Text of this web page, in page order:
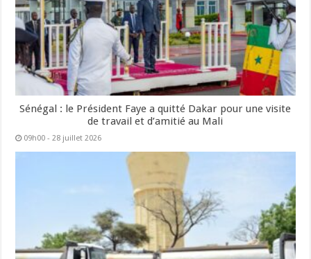
Sénégal : le Président Faye a quitté Dakar pour une visite
de travail et d’amitié au Mali
09h00 - 28 juillet 2026